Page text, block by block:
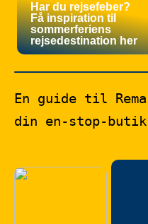
Har du rejsefeber?
Få inspiration til
sommerferiens
rejsedestination her
En guide til
din en-stop-